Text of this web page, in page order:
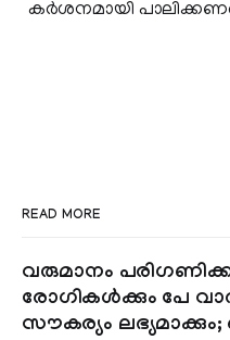
കര്‍ശനമായി
READ MORE
വരുമാനം
രോഗികൾക്കും പേ
സൗകര്യം